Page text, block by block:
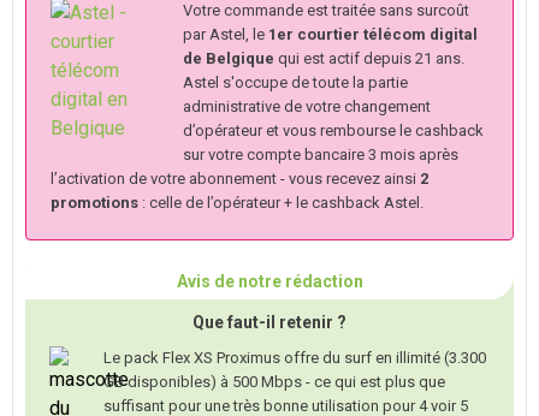
Votre commande est traitée sans surcoût
par Astel, le 1er courtier télécom digital
de Belgique qui est actif depuis 21 ans.
Astel s'occupe de toute la partie
administrative de votre changement
d’opérateur et vous rembourse le cashback
sur votre compte bancaire 3 mois après
l’activation de votre abonnement - vous recevez ainsi 2
promotions : celle de l’opérateur + le cashback Astel.
Avis de notre rédaction
Que faut-il retenir ?
Le pack Flex XS Proximus offre du surf en illimité (3.300
GB disponibles) à 500 Mbps - ce qui est plus que
suffisant pour une très bonne utilisation pour 4 voir 5